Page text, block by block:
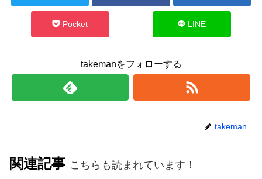
Pocket LINE
takemanをフォローする
takeman
関連記事 こちらも読まれています！